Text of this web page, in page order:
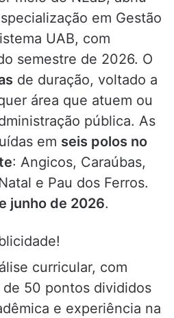
em Gestão
UAB, com
semestre de 2026. O
de duração, voltado a
área que atuem ou
pública. As
em seis polos no
: Angicos, Caraúbas,
e Pau dos Ferros.
junho de 2026.
curricular, com
50 pontos divididos
e experiência na